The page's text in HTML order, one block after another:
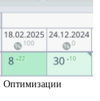
Оптимизации